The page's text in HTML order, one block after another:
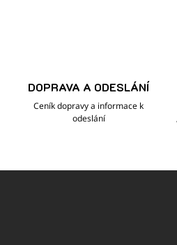
DOPRAVA A ODESLÁNÍ
Ceník dopravy a informace k
odeslání